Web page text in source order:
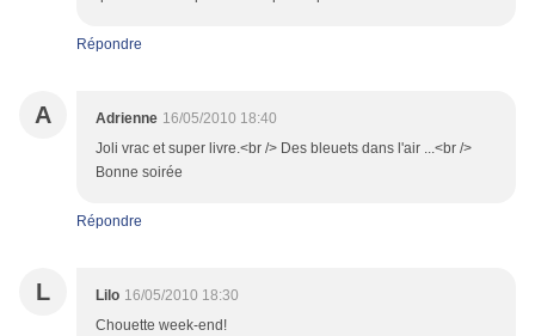
Répondre
A Adrienne 16/05/2010 18:40
Joli vrac et super livre.<br /> Des bleuets dans l'air ...<br />
Bonne soirée
Répondre
L Lilo 16/05/2010 18:30
Chouette week-end!